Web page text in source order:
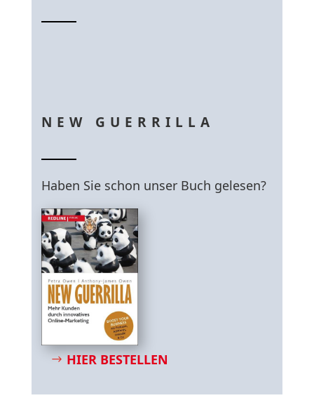
NEW GUERRILLA
Haben Sie schon unser Buch gelesen?
HIER BESTELLEN